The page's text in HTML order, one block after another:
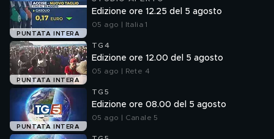
PUNTATA INTERA
Edizione ore 12.25 del 5 agosto
05 ago | Italia 1
PUNTATA INTERA
TG4
Edizione ore 12.00 del 5 agosto
05 ago | Rete 4
PUNTATA INTERA
TG5
Edizione ore 08.00 del 5 agosto
05 ago | Canale 5